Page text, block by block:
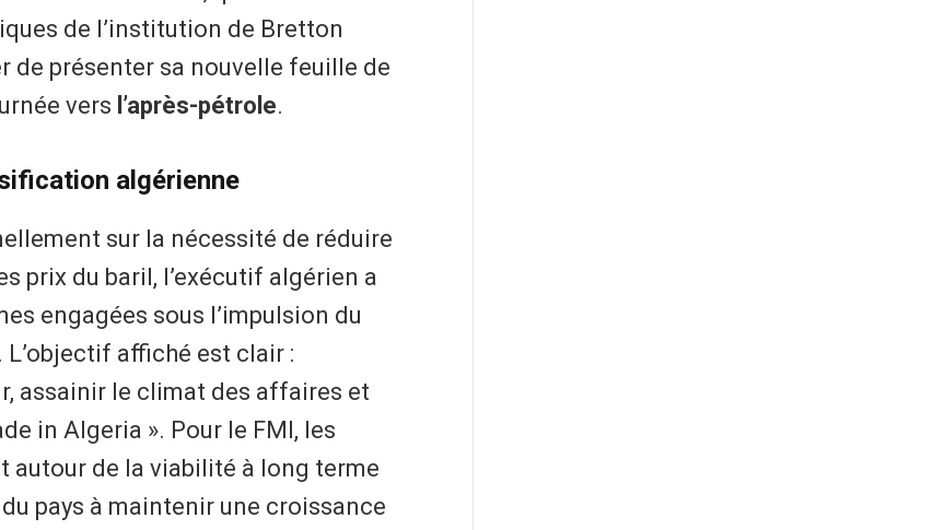
de l’institution de Bretton
de présenter sa nouvelle feuille de
vers l’après-pétrole.
algérienne
sur la nécessité de réduire
prix du baril, l’exécutif algérien a
engagées sous l’impulsion du
. L’objectif affiché est clair :
assainir le climat des affaires et
in Algeria ». Pour le FMI, les
de la viabilité à long terme
pays à maintenir une croissance